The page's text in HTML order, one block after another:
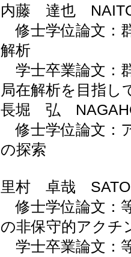
内藤 達也
修士学位論文：
解析
学士卒業論文：
局在解析を目指し
長堀 弘
修士学位論文：
の探索
里村 卓哉
修士学位論文：
の非保守的アクチ
学士卒業論文：